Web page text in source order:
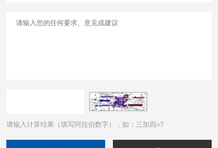
请输入计算结果（填写阿拉伯数字），如：三加四=7